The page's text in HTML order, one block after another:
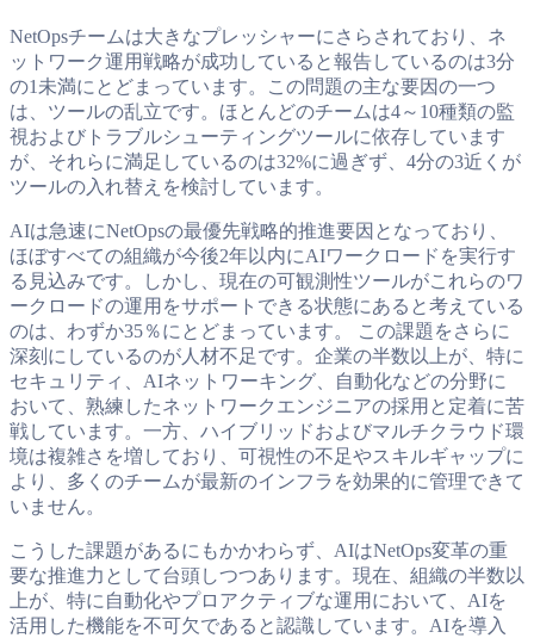
NetOpsチームは大きなプレッシャーにさらされており、ネ
ットワーク運用戦略が成功していると報告しているのは3分
の1未満にとどまっています。この問題の主な要因の一つ
は、ツールの乱立です。ほとんどのチームは4～10種類の監
視およびトラブルシューティングツールに依存しています
が、それらに満足しているのは32%に過ぎず、4分の3近くが
ツールの入れ替えを検討しています。
AIは急速にNetOpsの最優先戦略的推進要因となっており、
ほぼすべての組織が今後2年以内にAIワークロードを実行す
る見込みです。しかし、現在の可観測性ツールがこれらのワ
ークロードの運用をサポートできる状態にあると考えている
のは、わずか35％にとどまっています。 この課題をさらに
深刻にしているのが人材不足です。企業の半数以上が、特に
セキュリティ、AIネットワーキング、自動化などの分野に
おいて、熟練したネットワークエンジニアの採用と定着に苦
戦しています。一方、ハイブリッドおよびマルチクラウド環
境は複雑さを増しており、可視性の不足やスキルギャップに
より、多くのチームが最新のインフラを効果的に管理できて
いません。
こうした課題があるにもかかわらず、AIはNetOps変革の重
要な推進力として台頭しつつあります。現在、組織の半数以
上が、特に自動化やプロアクティブな運用において、AIを
活用した機能を不可欠であると認識しています。AIを導入